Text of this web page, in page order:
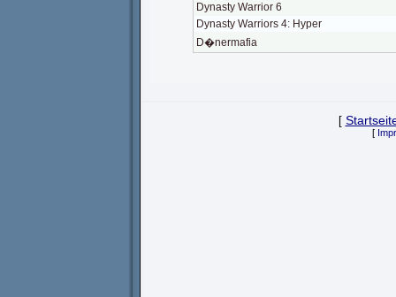
Dynasty Warrior 6
Dynasty Warriors 4: Hyper
D�nermafia
[
[